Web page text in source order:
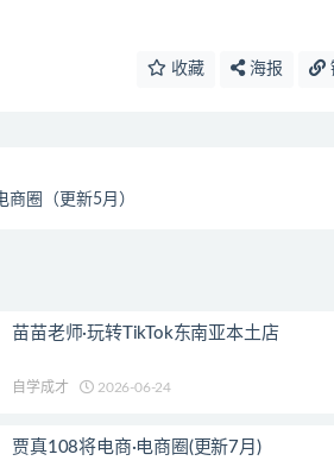
收藏 海报
商圈（更新5月）
苗苗老师·玩转TikTok东南亚本土店
自学成才 2026-06-24
贾真108将电商·电商圈(更新7月)